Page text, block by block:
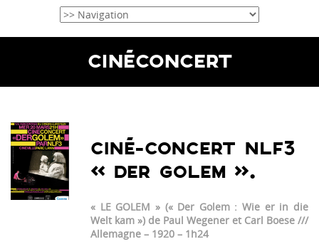
CINÉCONCERT
CINÉ-CONCERT NLF3
« DER GOLEM ».
« LE GOLEM » (« Der Golem : Wie er in die
Welt kam ») de Paul Wegener et Carl Boese ///
Allemagne – 1920 – 1h24